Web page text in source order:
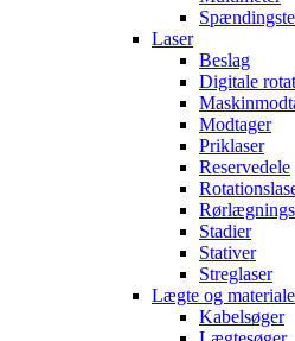
Laser
Beslag
Digitale
Modtager
Priklaser
Reservedele
Stadier
Stativer
Streglaser
Lægte og
Kabelsøger